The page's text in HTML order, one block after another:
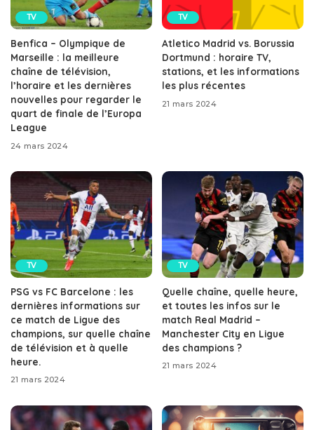
TV
Benfica – Olympique de
Marseille : la meilleure
chaîne de télévision,
l’horaire et les dernières
nouvelles pour regarder le
quart de finale de l’Europa
League
24 mars 2024
TV
Atletico Madrid vs. Borussia
Dortmund : horaire TV,
stations, et les informations
les plus récentes
21 mars 2024
TV
PSG vs FC Barcelone : les
dernières informations sur
ce match de Ligue des
champions, sur quelle chaîne
de télévision et à quelle
heure.
21 mars 2024
TV
Quelle chaîne, quelle heure,
et toutes les infos sur le
match Real Madrid –
Manchester City en Ligue
des champions ?
21 mars 2024